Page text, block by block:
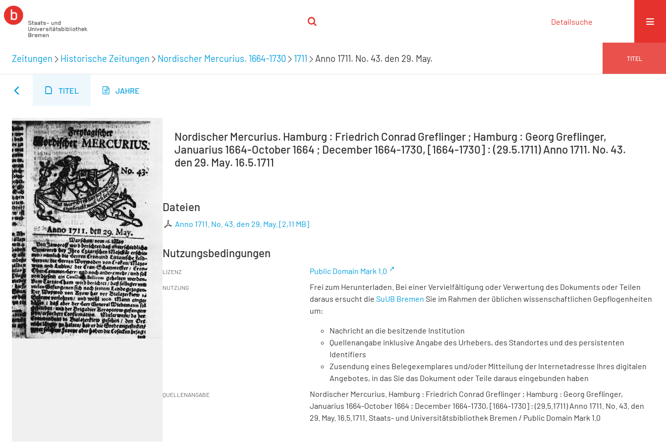
Detailsuche
Zeitungen Historische Zeitungen Nordischer Mercurius. 1664-1730 1711 Anno 1711. No. 43. den 29. May. TITEL
TITEL JAHRE
Nordischer Mercurius. Hamburg : Friedrich Conrad Greflinger ; Hamburg : Georg Greflinger,
Januarius 1664-October 1664 ; December 1664-1730, [1664-1730] : (29.5.1711) Anno 1711. No. 43.
den 29. May. 16.5.1711
Dateien
Anno 1711. No. 43. den 29. May. [2,11 MB]
Nutzungsbedingungen
LIZENZ Public Domain Mark 1.0
NUTZUNG
Frei zum Herunterladen. Bei einer Vervielfältigung oder Verwertung des Dokuments oder Teilen
daraus ersucht die SuUB Bremen Sie im Rahmen der üblichen wissenschaftlichen Gepflogenheiten
um:
Nachricht an die besitzende Institution
Quellenangabe inklusive Angabe des Urhebers, des Standortes und des persistenten
Identifiers
Zusendung eines Belegexemplares und/oder Mitteilung der Internetadresse Ihres digitalen
Angebotes, in das Sie das Dokument oder Teile daraus eingebunden haben
QUELLENANGABE
Nordischer Mercurius. Hamburg : Friedrich Conrad Greflinger ; Hamburg : Georg Greflinger,
Januarius 1664-October 1664 ; December 1664-1730, [1664-1730] : (29.5.1711) Anno 1711. No. 43. den
29. May. 16.5.1711. Staats- und Universitätsbibliothek Bremen / Public Domain Mark 1.0